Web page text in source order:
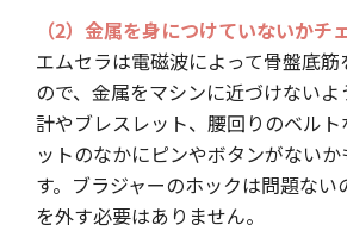
（2）金属を身につけていないかチ
エムセラは電磁波によって骨盤底
ので、金属をマシンに近づけない
計やブレスレット、腰回りのベル
ットのなかにピンやボタンがない
す。ブラジャーのホックは問題ない
を外す必要はありません。